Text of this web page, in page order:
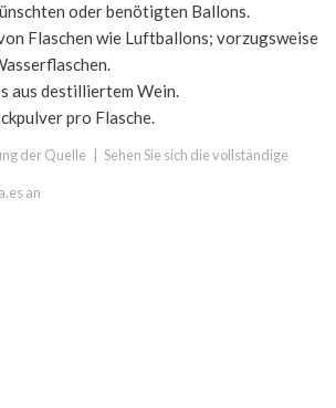
oder benötigten Ballons.
Flaschen wie Luftballons; vorzugsweise
aus destilliertem Wein.
pro Flasche.
der Quelle Sehen Sie sich die vollständige
an